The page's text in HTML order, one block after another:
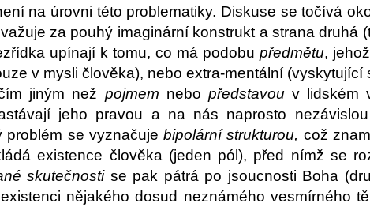
na úrovni této problematiky. Diskuse se točívá
za pouhý imaginární konstrukt a strana druhá
upínají k tomu, co má podobupředmětu,
v mysli člověka), nebo extra-mentální (vyskytující
jiným než pojmem nebo představou v lidském
jeho pravou a na nás naprosto
problém se vyznačujebipolární strukturou, což
existence člověka (jeden pól), před nímž se
skutečnosti se pak pátrá po jsoucnosti Boha
nějakého dosud neznámého vesmírného